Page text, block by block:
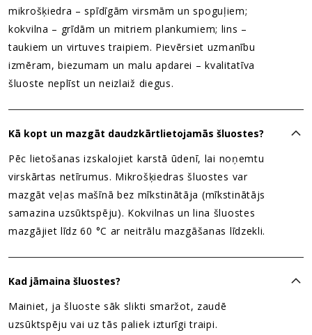
mikrošķiedra – spīdīgām virsmām un spoguļiem;
kokvilna – grīdām un mitriem plankumiem; lins –
taukiem un virtuves traipiem. Pievērsiet uzmanību
izmēram, biezumam un malu apdarei – kvalitatīva
šluoste neplīst un neizlaiž diegus.
Kā kopt un mazgāt daudzkārtlietojamās šluostes?
Pēc lietošanas izskalojiet karstā ūdenī, lai noņemtu
virskārtas netīrumus. Mikrošķiedras šluostes var
mazgāt veļas mašīnā bez mīkstinātāja (mīkstinātājs
samazina uzsūktspēju). Kokvilnas un lina šluostes
mazgājiet līdz 60 °C ar neitrālu mazgāšanas līdzekli.
Kad jāmaina šluostes?
Mainiet, ja šluoste sāk slikti smaržot, zaudē
uzsūktspēju vai uz tās paliek izturīgi traipi.